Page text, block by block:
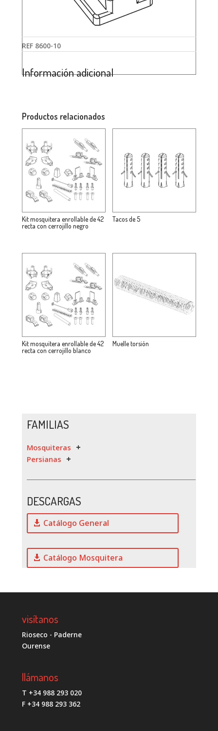
REF 8600-10
Información adicional
Productos relacionados
Kit mosquitera enrollable de 42
recta con cerrojillo negro
Tacos de 5
Kit mosquitera enrollable de 42
recta con cerrojillo blanco
Muelle torsión
FAMILIAS
Mosquiteras
Persianas
DESCARGAS
Catálogo General
Catálogo Mosquitera
visítanos
Rioseco - Paderne
Ourense
llámanos
T +34 988 293 020
F +34 988 293 362